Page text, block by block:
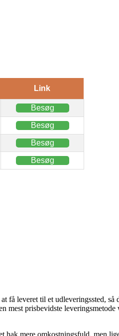
Link
Besøg
Besøg
Besøg
Besøg
få leveret til et udleveringssted, så
mest prisbevidste leveringsmetode
hak mere omkostningsfuld, men